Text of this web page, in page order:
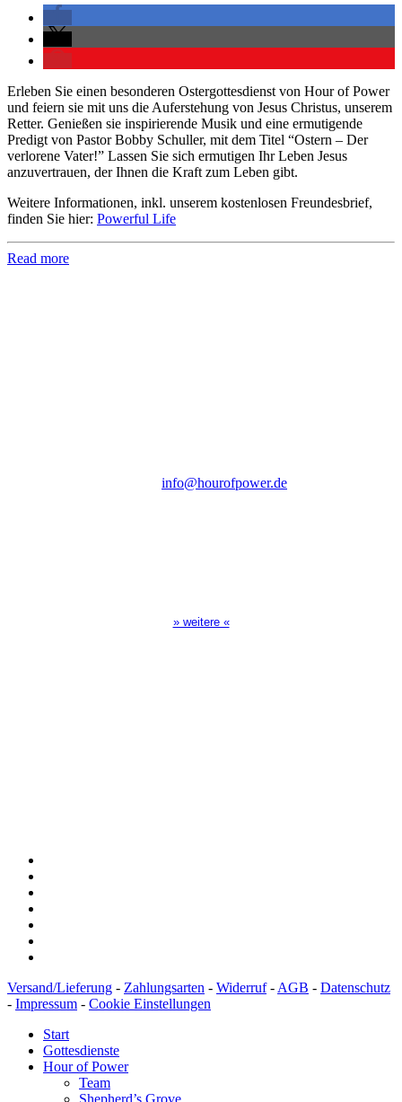
Erleben Sie einen besonderen Ostergottesdienst von Hour of Power
und feiern sie mit uns die Auferstehung von Jesus Christus, unserem
Retter. Genießen sie inspirierende Musik und eine ermutigende
Predigt von Pastor Bobby Schuller, mit dem Titel “Ostern – Der
verlorene Vater!” Lassen Sie sich ermutigen Ihr Leben Jesus
anzuvertrauen, der Ihnen die Kraft zum Leben gibt.
Weitere Informationen, inkl. unserem kostenlosen Freundesbrief,
finden Sie hier: Powerful Life
Read more
info@hourofpower.de
» weitere «
Versand/Lieferung - Zahlungsarten - Widerruf- AGB - Datenschutz
- Impressum - Cookie Einstellungen
Start
Gottesdienste
Hour of Power
Team
Shepherd’s Grove